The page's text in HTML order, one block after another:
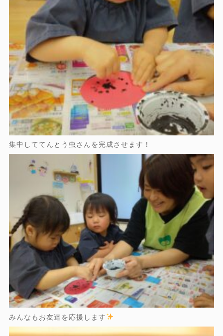
集中しててんとう虫さんを完成させます！
みんなもお友達を応援します